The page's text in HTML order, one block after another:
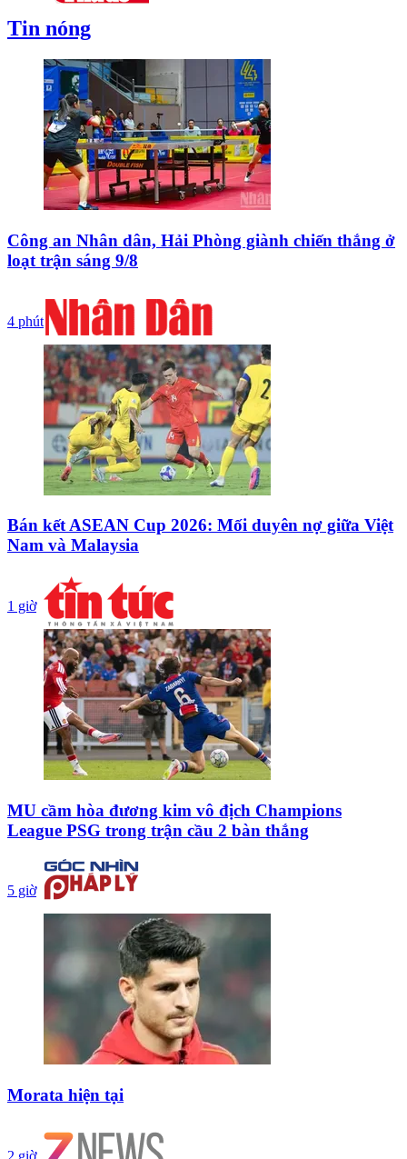
Tin nóng
Công an Nhân dân, Hải Phòng giành chiến thắng ở
loạt trận sáng 9/8
4 phút
Bán kết ASEAN Cup 2026: Mối duyên nợ giữa Việt
Nam và Malaysia
1 giờ
MU cầm hòa đương kim vô địch Champions
League PSG trong trận cầu 2 bàn thắng
5 giờ
Morata hiện tại
2 giờ